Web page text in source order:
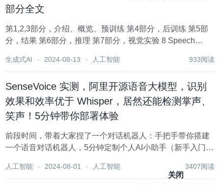
部分全文
第1,2,3部分，介绍、概览、预训练 第4部分，后训练 第5部
分，结果 第6部分，推理 第7部分，视觉实验 8 Speech
3中的组合方法，类似于我们用于...
生成式AI 2024-08-13 人工智能 933阅读
SenseVoice 实测，阿里开源语音大模型，识别
效果和效率优于 Whisper，居然还能检测掌声、
笑声！5分钟带你部署体验
前段时间，带着大家捏了一个对话机器人：手把手带你搭建
一个语音对话机器人，5分钟定制个人AI小助手（新手入门
FunASR，这刚不久，阿里又开源了一个更强的音频基础模
人工智能 2024-08-01 人工智能 3407阅读
关闭